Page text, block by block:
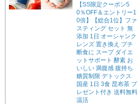
【SS限定クーポン5
0％OFF＆エントリー1
0倍】【総合1位】ファ
スティング セット 無
添加 1日 オーシャンク
レンズ 置き換え プチ
断食に スープ ダイエ
ットサポート 酵素 お
いしい 満腹感 腹持ち
糖質制限 デトックス
国産 1日 3食 昆布茶 プ
レゼント付き 送料無料
温活